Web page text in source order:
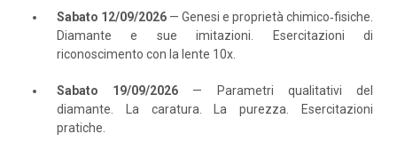
Sabato 12/09/2026 — Genesi e proprietà chimico‑fisiche.
Diamante e sue imitazioni. Esercitazioni di
riconoscimento con la lente 10x.
Sabato 19/09/2026 — Parametri qualitativi del
diamante. La caratura. La purezza. Esercitazioni
pratiche.